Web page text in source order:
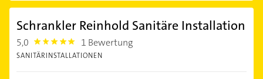
Schrankler Reinhold Sanitäre Installation
5,0 5.0 1 Bewertung
SANITÄRINSTALLATIONEN